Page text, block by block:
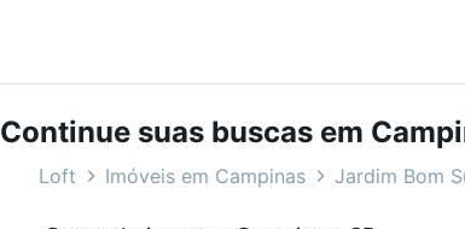
e até condomínios favoritos. Você
com o preço, metragem e comodidades, como
Campinas, SP ideal para você na Loft.
Continue suas buscas em
Loft Imóveis em Campinas Jardim Bom